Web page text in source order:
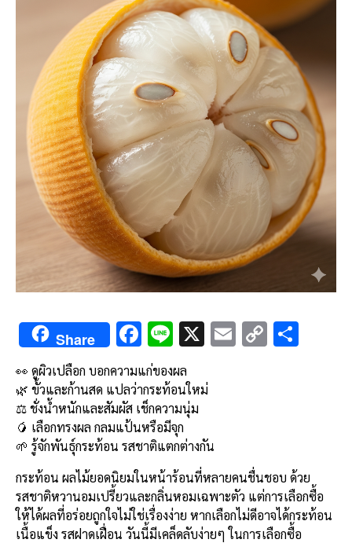
Share F
ac
e
b
o
o
k
Li
e
X E C
👀 ดูผิวเปลือก บอกความแก่ของผล
🌿 ขั้วและก้านสด แปลว่ากระท้อนใหม่
⚖️ ชั่งน้ำหนักและสัมผัส เช็กความนุ่ม
🥭 เลือกทรงผล กลมแป้นหรือมีจุก
🌱 รู้จักพันธุ์กระท้อน รสชาติแตกต่างกัน
กระท้อน ผลไม้ยอดนิยมในหน้าร้อนที่หลายคนชื่นชอบ ด้วย
รสชาติหวานอมเปรี้ยวและกลิ่นหอมเฉพาะตัว แต่การเลือกซื้อ
ให้ได้ผลที่อร่อยถูกใจไม่ใช่เรื่องง่าย หากเลือกไม่ดีอาจได้กระท้อน
เนื้อแข็ง รสฝาดเฝื่อน วันนี้มีเคล็ดลับง่ายๆ ในการเลือกซื้อ